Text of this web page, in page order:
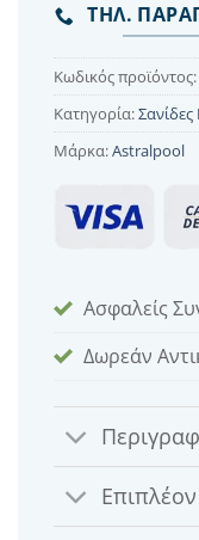
ΤΗΛ.
Κωδικός προϊόντος:
Κατηγορία:
Μάρκα:Astralpool
Ασφαλείς
Δωρεάν